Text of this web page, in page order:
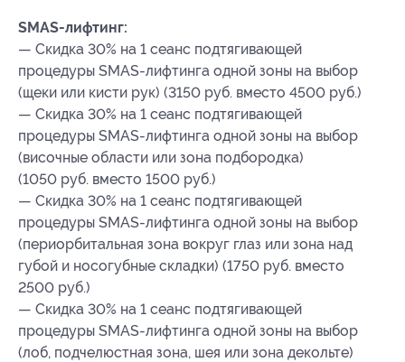
SMAS-лифтинг:
— Скидка 30% на 1 сеанс подтягивающей
процедуры SMAS-лифтинга одной зоны на выбор
(щеки или кисти рук) (3150 руб. вместо 4500 руб.)
— Скидка 30% на 1 сеанс подтягивающей
процедуры SMAS-лифтинга одной зоны на выбор
(височные области или зона подбородка)
(1050 руб. вместо 1500 руб.)
— Скидка 30% на 1 сеанс подтягивающей
процедуры SMAS-лифтинга одной зоны на выбор
(периорбитальная зона вокруг глаз или зона над
губой и носогубные складки) (1750 руб. вместо
2500 руб.)
— Скидка 30% на 1 сеанс подтягивающей
процедуры SMAS-лифтинга одной зоны на выбор
(лоб, подчелюстная зона, шея или зона декольте)